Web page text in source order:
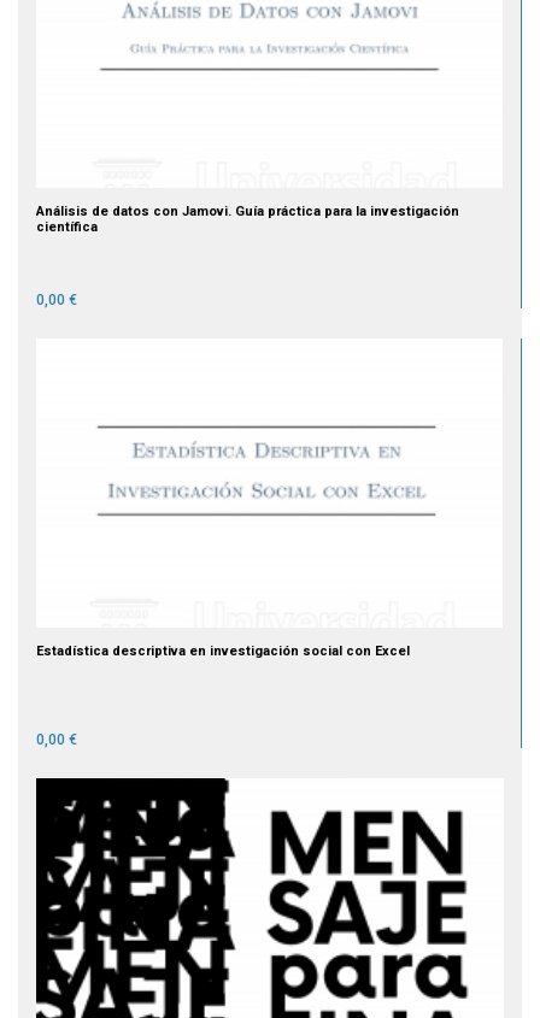
Análisis de datos con Jamovi. Guía práctica para la investigación
científica
0,00 €
Estadística descriptiva en investigación social con Excel
0,00 €